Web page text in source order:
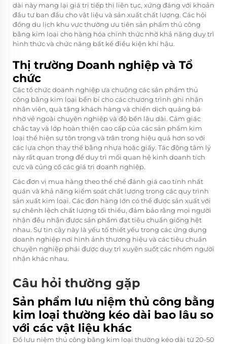
dài này mang lại giá trị tiếp thị liên tục, xứng đáng với khoản
đầu tư ban đầu cho vật liệu và sản xuất chất lượng. Các hội
đồng du lịch khu vực thường ưu tiên sản phẩm thủ công
bằng kim loại cho hàng hóa chính thức nhờ khả năng duy trì
hình thức và chức năng bất kể điều kiện khí hậu.
Thị trường Doanh nghiệp và Tổ
chức
Các tổ chức doanh nghiệp ưa chuộng các sản phẩm thủ
công bằng kim loại bền bỉ cho các chương trình ghi nhận
nhân viên, quà tặng khách hàng và chiến dịch quảng bá
nhờ vẻ ngoài chuyên nghiệp và độ bền lâu dài. Cảm giác
chắc tay và lớp hoàn thiện cao cấp của các sản phẩm kim
loại thể hiện sự tôn trọng và trân trọng hiệu quả hơn so với
các lựa chọn thay thế bằng nhựa hoặc giấy. Tác động tâm lý
này rất quan trọng để duy trì mối quan hệ kinh doanh tích
cực và củng cố các giá trị doanh nghiệp.
Các đơn vị mua hàng theo thể chế đánh giá cao tính nhất
quán và khả năng kiểm soát chất lượng trong các quy trình
sản xuất kim loại. Các đơn hàng lớn có thể được sản xuất với
sự chênh lệch chất lượng tối thiểu, đảm bảo rằng mọi người
nhận đều nhận được sản phẩm đạt tiêu chuẩn giống hệt
nhau. Sự tin cậy này là yếu tố thiết yếu trong các ứng dụng
doanh nghiệp nơi hình ảnh thương hiệu và các tiêu chuẩn
chuyên nghiệp phải được duy trì xuyên suốt các nhóm người
nhận khác nhau.
Câu hỏi thường gặp
Sản phẩm lưu niệm thủ công bằng
kim loại thường kéo dài bao lâu so
với các vật liệu khác
Đồ lưu niệm thủ công bằng kim loại thường kéo dài từ 20-50